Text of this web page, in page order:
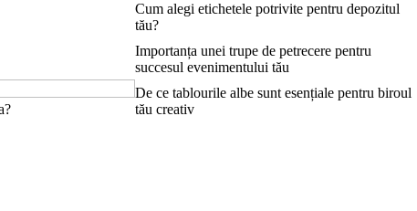
Cum alegi etichetele potrivite pentru depozitul
tău?
Importanța unei trupe de petrecere pentru
succesul evenimentului tău
De ce tablourile albe sunt esențiale pentru biroul
tău creativ